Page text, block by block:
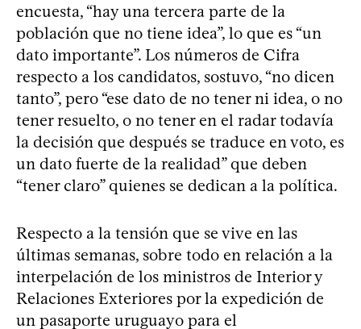
encuesta, “hay una tercera parte de la
población que no tiene idea”, lo que es “un
dato importante”. Los números de Cifra
respecto a los candidatos, sostuvo, “no dicen
tanto”, pero “ese dato de no tener ni idea, o no
tener resuelto, o no tener en el radar todavía
la decisión que después se traduce en voto, es
un dato fuerte de la realidad” que deben
“tener claro” quienes se dedican a la política.
Respecto a la tensión que se vive en las
últimas semanas, sobre todo en relación a la
interpelación de los ministros de Interior y
Relaciones Exteriores por la expedición de
un pasaporte uruguayo para el